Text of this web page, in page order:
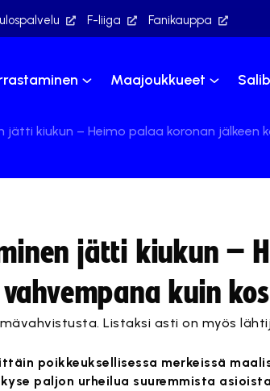
F-liiga Fanikauppa
Maajoukkueet
kiukun – Heimo palaa koronan jälkeen
jätti kiukun –
kuin
Listaksi asti on myös
poikkeuksellisessa merkeissä
paljon urheilua suuremmista